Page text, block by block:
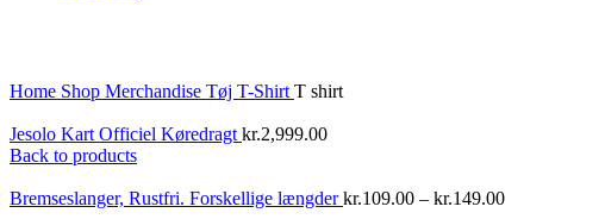
Home Shop Merchandise Tøj T-Shirt T shirt
Jesolo Kart Officiel Køredragt kr.2,999.00
Back to products
Bremseslanger, Rustfri. Forskellige længderkr.109.00 – kr.149.00